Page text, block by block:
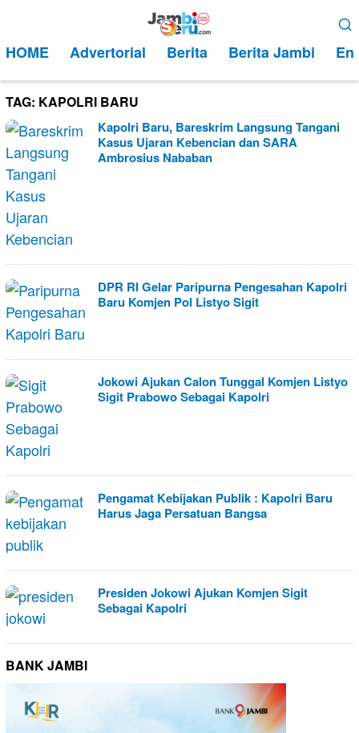
kontenMobile
HOME Advertorial Berita Berita Jambi
TAG: KAPOLRI BARU
Kapolri Baru, Bareskrim Langsung Tangani
Kasus Ujaran Kebencian dan SARA
Ambrosius Nababan
DPR RI Gelar Paripurna Pengesahan Kapolri
Baru Komjen Pol Listyo Sigit
Jokowi Ajukan Calon Tunggal Komjen Listyo
Sigit Prabowo Sebagai Kapolri
Pengamat Kebijakan Publik : Kapolri Baru
Harus Jaga Persatuan Bangsa
Presiden Jokowi Ajukan Komjen Sigit
Sebagai Kapolri
BANK JAMBI